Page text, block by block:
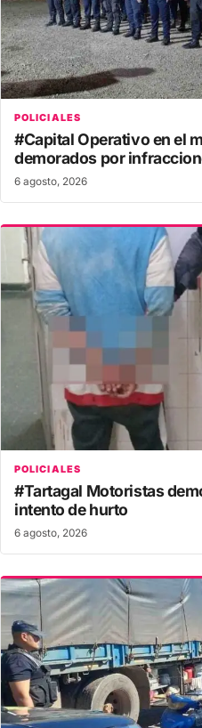
POLICIALES
#Capital Operativo en el
demorados por
6 agosto, 2026
POLICIALES
#Tartagal Motoristas
intento de hurto
6 agosto, 2026